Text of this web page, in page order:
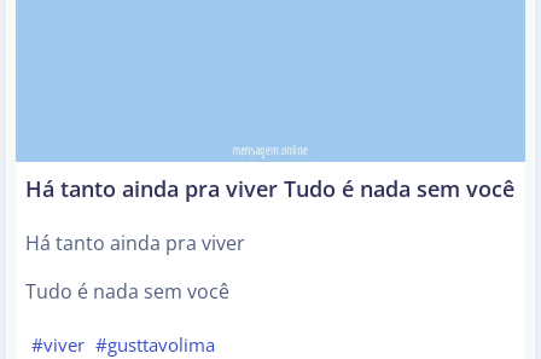
Há tanto ainda pra viver Tudo é nada sem você
Há tanto ainda pra viver
Tudo é nada sem você
#viver #gusttavolima